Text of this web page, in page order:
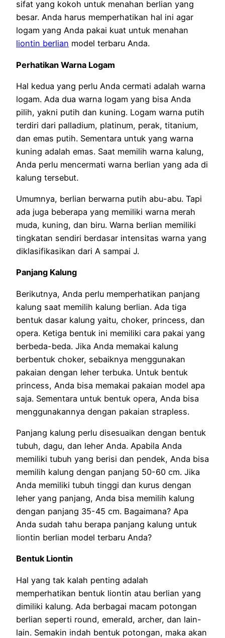
sifat yang kokoh untuk menahan berlian yang
besar. Anda harus memperhatikan hal ini agar
logam yang Anda pakai kuat untuk menahan
liontin berlian model terbaru Anda.
Perhatikan Warna Logam
Hal kedua yang perlu Anda cermati adalah warna
logam. Ada dua warna logam yang bisa Anda
pilih, yakni putih dan kuning. Logam warna putih
terdiri dari palladium, platinum, perak, titanium,
dan emas putih. Sementara untuk yang warna
kuning adalah emas. Saat memilih warna kalung,
Anda perlu mencermati warna berlian yang ada di
kalung tersebut.
Umumnya, berlian berwarna putih abu-abu. Tapi
ada juga beberapa yang memiliki warna merah
muda, kuning, dan biru. Warna berlian memiliki
tingkatan sendiri berdasar intensitas warna yang
diklasifikasikan dari A sampai J.
Panjang Kalung
Berikutnya, Anda perlu memperhatikan panjang
kalung saat memilih kalung berlian. Ada tiga
bentuk dasar kalung yaitu, choker, princess, dan
opera. Ketiga bentuk ini memiliki cara pakai yang
berbeda-beda. Jika Anda memakai kalung
berbentuk choker, sebaiknya menggunakan
pakaian dengan leher terbuka. Untuk bentuk
princess, Anda bisa memakai pakaian model apa
saja. Sementara untuk bentuk opera, Anda bisa
menggunakannya dengan pakaian strapless.
Panjang kalung perlu disesuaikan dengan bentuk
tubuh, dagu, dan leher Anda. Apabila Anda
memiliki tubuh yang berisi dan pendek, Anda bisa
memilih kalung dengan panjang 50-60 cm. Jika
Anda memiliki tubuh tinggi dan kurus dengan
leher yang panjang, Anda bisa memilih kalung
dengan panjang 35-45 cm. Bagaimana? Apa
Anda sudah tahu berapa panjang kalung untuk
liontin berlian model terbaru Anda?
Bentuk Liontin
Hal yang tak kalah penting adalah
memperhatikan bentuk liontin atau berlian yang
dimiliki kalung. Ada berbagai macam potongan
berlian seperti round, emerald, archer, dan lain-
lain. Semakin indah bentuk potongan, maka akan